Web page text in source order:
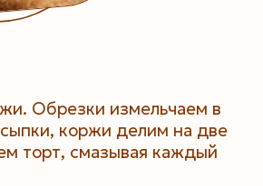
Обрезки измельчаем в
коржи делим на две
торт, смазывая каждый